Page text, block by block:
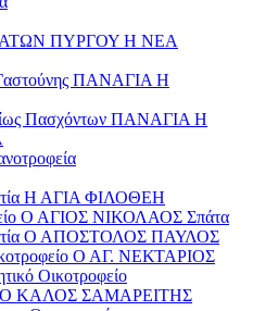
ΠΥΡΓΟΥ Η ΝΕΑ
ΠΑΝΑΓΙΑ Η
Πασχόντων ΠΑΝΑΓΙΑ Η
Η ΑΓΙΑ ΦΙΛΟΘΕΗ
Ο ΑΓΙΟΣ ΝΙΚΟΛΑΟΣ Σπάτα
Ο ΑΠΟΣΤΟΛΟΣ ΠΑΥΛΟΣ
Ο ΑΓ. ΝΕΚΤΑΡΙΟΣ
Οικοτροφείο
Ο ΚΑΛΟΣ ΣΑΜΑΡΕΙΤΗΣ